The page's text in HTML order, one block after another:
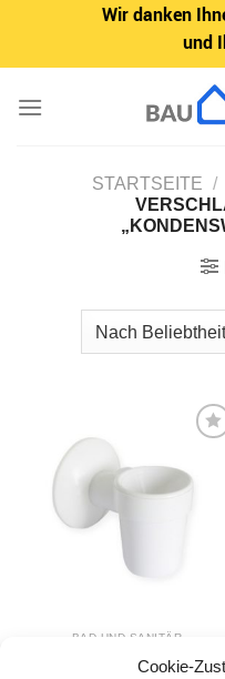
Wir danken
und
Cookie-
Inhalt
STARTSEITE /
Wunschliste
hinzufügen
BAD UND SANITÄR